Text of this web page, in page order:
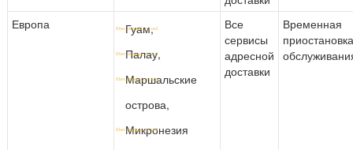
Европа
Гуам,
Палау,
Маршальские
острова,
Микронезия
Все
сервисы
адресной
доставки
Временная